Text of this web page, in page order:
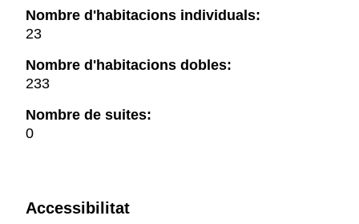
Nombre d'habitacions individuals:
23
Nombre d'habitacions dobles:
233
Nombre de suites:
0
Accessibilitat